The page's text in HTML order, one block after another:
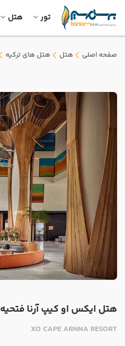
تور هتل
صفحه اصلی هتل هتل های ترکیه
هتل ایکس او کیپ آرنا فتحیه
XO CAPE ARNNA RESORT